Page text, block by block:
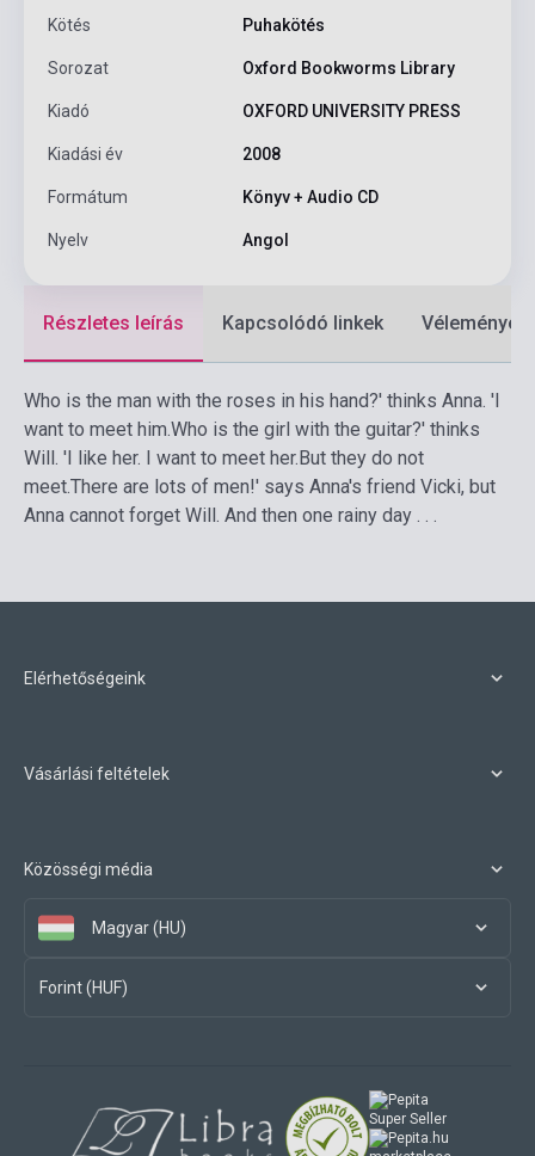
Kötés Puhakötés
Sorozat Oxford Bookworms Library
Kiadó OXFORD UNIVERSITY PRESS
Kiadási év 2008
Formátum Könyv + Audio CD
Nyelv Angol
Részletes leírás Kapcsolódó linkek Vélemények
Who is the man with the roses in his hand?' thinks Anna. 'I
want to meet him.Who is the girl with the guitar?' thinks
Will. 'I like her. I want to meet her.But they do not
meet.There are lots of men!' says Anna's friend Vicki, but
Anna cannot forget Will. And then one rainy day . . .
Elérhetőségeink
Vásárlási feltételek
Közösségi média
Magyar (HU)
Forint (HUF)